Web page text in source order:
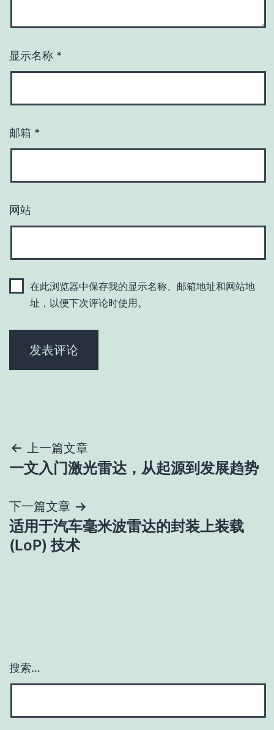
显示名称 *
邮箱 *
网站
在此浏览器中保存我的显示名称、邮箱地址和网站地
址，以便下次评论时使用。
文
章
导
航
上一篇文章
一文入门激光雷达，从起源到发展趋势
下一篇文章
适用于汽车毫米波雷达的封装上装载
(LoP) 技术
搜索…